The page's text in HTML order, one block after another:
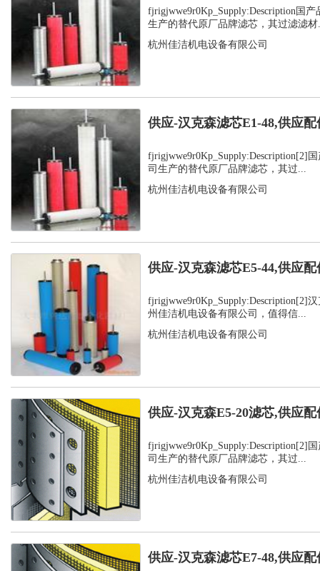
fjrigjwwe9r0Kp_Supply:Description国
生产的替代原厂品牌滤芯，其过滤滤材
杭州佳洁机电设备有限公司
供应-汉克森滤芯E1-48,供应配
fjrigjwwe9r0Kp_Supply:Description[2]
司生产的替代原厂品牌滤芯，其过...
杭州佳洁机电设备有限公司
供应-汉克森滤芯E5-44,供应配
fjrigjwwe9r0Kp_Supply:Description[2]
州佳洁机电设备有限公司，值得信...
杭州佳洁机电设备有限公司
供应-汉克森E5-20滤芯,供应配
fjrigjwwe9r0Kp_Supply:Description[2]
司生产的替代原厂品牌滤芯，其过...
杭州佳洁机电设备有限公司
供应-汉克森滤芯E7-48,供应配